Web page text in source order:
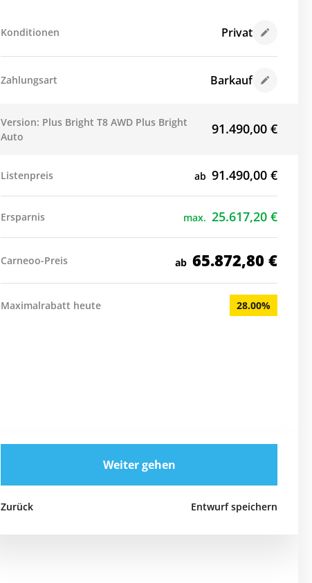
Konditionen Privat
Zahlungsart Barkauf
Version: Plus Bright T8 AWD Plus Bright
Auto
91.490,00 €
Listenpreis ab 91.490,00 €
Ersparnis max. 25.617,20 €
Carneoo-Preis ab 65.872,80 €
Maximalrabatt heute 28.00%
Weiter gehen
Zurück Entwurf speichern